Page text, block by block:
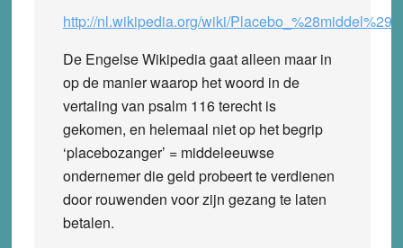
http://nl.wikipedia.org/wiki/
De Engelse Wikipedia gaat alleen maar in
op de manier waarop het woord in de
vertaling van psalm 116 terecht is
gekomen, en helemaal niet op het begrip
‘placebozanger’ = middeleeuwse
ondernemer die geld probeert te verdienen
door rouwenden voor zijn gezang te laten
betalen.